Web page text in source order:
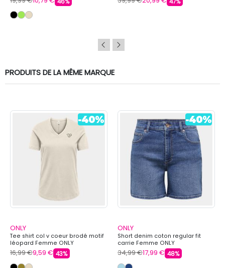
PRODUITS DE LA MÊME MARQUE
ONLY
Tee shirt col v coeur brodé motif
léopard Femme ONLY
16,99 €9,59 € 43%
ONLY
Short denim coton regular fit
carrie Femme ONLY
34,99 €17,99 € 48%